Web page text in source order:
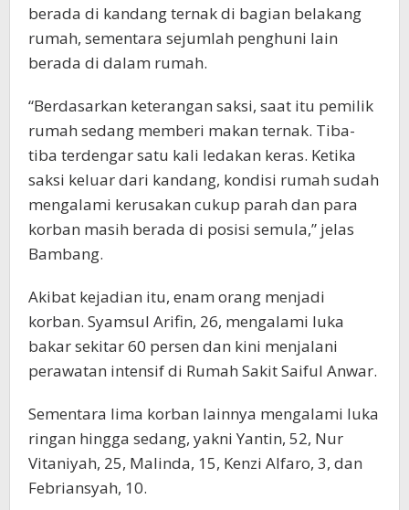
berada di kandang ternak di bagian belakang
rumah, sementara sejumlah penghuni lain
berada di dalam rumah.
“Berdasarkan keterangan saksi, saat itu pemilik
rumah sedang memberi makan ternak. Tiba-
tiba terdengar satu kali ledakan keras. Ketika
saksi keluar dari kandang, kondisi rumah sudah
mengalami kerusakan cukup parah dan para
korban masih berada di posisi semula,” jelas
Bambang.
Akibat kejadian itu, enam orang menjadi
korban. Syamsul Arifin, 26, mengalami luka
bakar sekitar 60 persen dan kini menjalani
perawatan intensif di Rumah Sakit Saiful Anwar.
Sementara lima korban lainnya mengalami luka
ringan hingga sedang, yakni Yantin, 52, Nur
Vitaniyah, 25, Malinda, 15, Kenzi Alfaro, 3, dan
Febriansyah, 10.